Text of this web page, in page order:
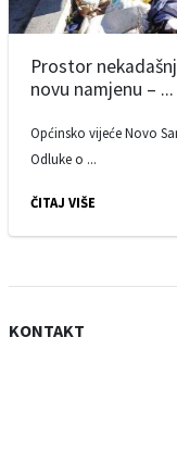
Prostor
novu namjenu – ...
Općinsko vijeće Novo
Odluke o ...
ČITAJ VIŠE
KONTAKT